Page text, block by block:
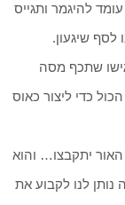
להיגמר ותגייס
לסף שיגעון.
שתכף מסה
כדי ליצור כאוס
האור יתקבצו… והוא
לנו לקבוע את